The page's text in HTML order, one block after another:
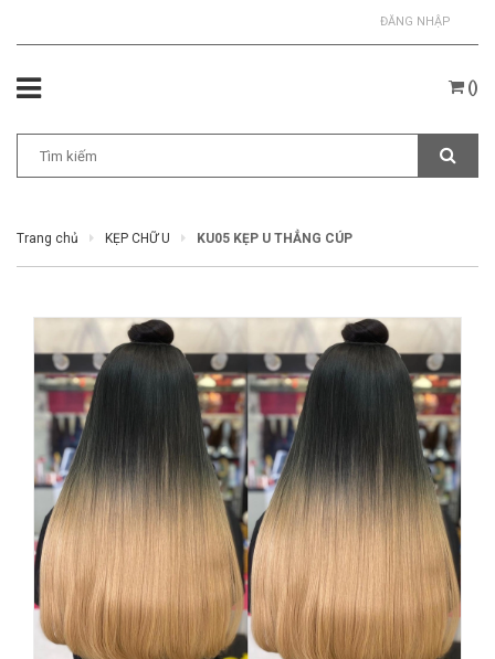
ĐĂNG NHẬP
()
Trang chủ KẸP CHỮ U KU05 KẸP U THẲNG CÚP